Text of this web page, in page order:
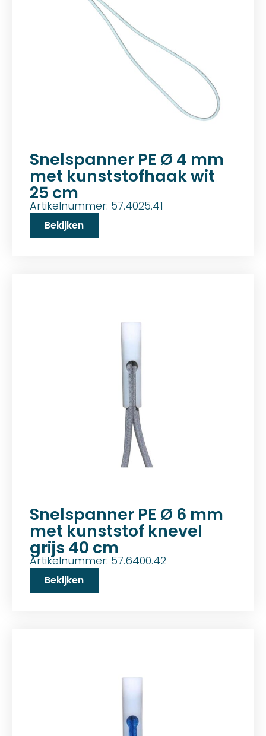
Snelspanner PE Ø 4 mm
met kunststofhaak wit
25 cm
Artikelnummer: 57.4025.41
Bekijken
Snelspanner PE Ø 6 mm
met kunststof knevel
grijs 40 cm
Artikelnummer: 57.6400.42
Bekijken